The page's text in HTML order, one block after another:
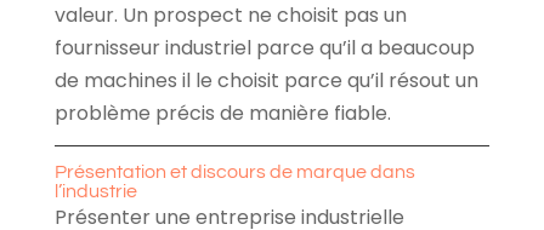
valeur. Un prospect ne choisit pas un
fournisseur industriel parce qu’il a beaucoup
de machines il le choisit parce qu’il résout un
problème précis de manière fiable.
Présentation et discours de marque dans
l’industrie
Présenter une entreprise industrielle